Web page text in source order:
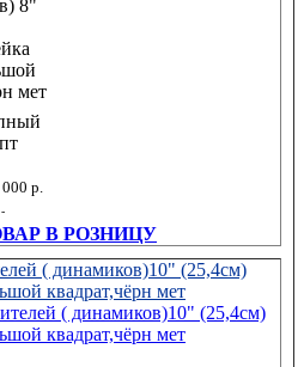
р.
-
В РОЗНИЦУ
( динамиков)10" (25,4см)
квадрат,чёрн мет